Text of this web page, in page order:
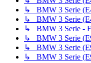
↳ BMW 3 Serie
↳ BMW 3 Serie
↳ BMW 3 Serie -
↳ BMW 3 Serie
↳ BMW 3 Serie
↳ BMW 3 Serie